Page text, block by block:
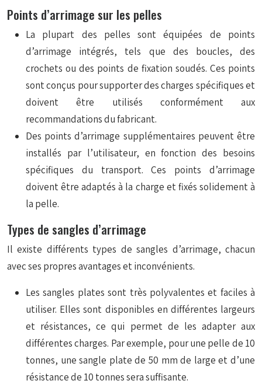
Points d’arrimage sur les pelles
La plupart des pelles sont équipées de points
d’arrimage intégrés, tels que des boucles, des
crochets ou des points de fixation soudés. Ces points
sont conçus pour supporter des charges spécifiques et
doivent être utilisés conformément aux
recommandations du fabricant.
Des points d’arrimage supplémentaires peuvent être
installés par l’utilisateur, en fonction des besoins
spécifiques du transport. Ces points d’arrimage
doivent être adaptés à la charge et fixés solidement à
la pelle.
Types de sangles d’arrimage
Il existe différents types de sangles d’arrimage, chacun
avec ses propres avantages et inconvénients.
Les sangles plates sont très polyvalentes et faciles à
utiliser. Elles sont disponibles en différentes largeurs
et résistances, ce qui permet de les adapter aux
différentes charges. Par exemple, pour une pelle de 10
tonnes, une sangle plate de 50 mm de large et d’une
résistance de 10 tonnes sera suffisante.